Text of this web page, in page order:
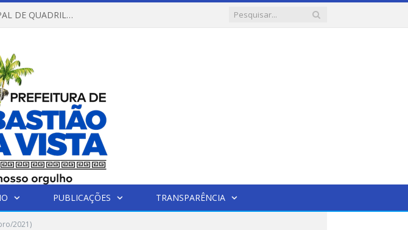
REGULAMENTO DO X CONCURSO INTERMUNICIPAL DE QUADRILHAS JUNINAS – 2026 – ARRAIÁ DA VENEZA
PUBLICAÇÕES TRANSPARÊNCIA
2021)